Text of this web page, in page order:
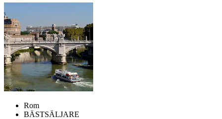
Rom
BÄSTSÄLJARE